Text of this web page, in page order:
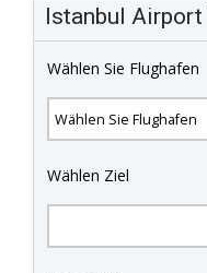
Istanbul
Wählen Sie Flughafen
Wählen Ziel